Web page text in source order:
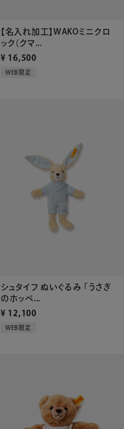
【名入れ加工】WAKOミニクロ
ック（クマ...
¥ 16,500
WEB限定
シュタイフ ぬいぐるみ 「うさぎ
のホッペ...
¥ 12,100
WEB限定